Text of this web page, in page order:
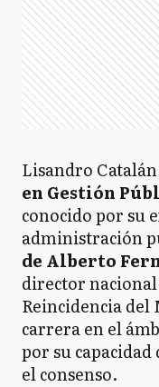
Lisandro Catalán
en Gestión
conocido por su
administración
de Alberto
director
Reincidencia
carrera en el
por su
el consenso.